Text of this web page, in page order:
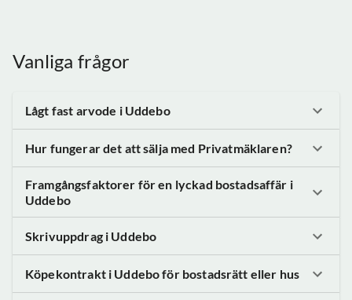
Vanliga frågor
Lågt fast arvode i Uddebo
Hur fungerar det att sälja med Privatmäklaren?
Framgångsfaktorer för en lyckad bostadsaffär i
Uddebo
Skrivuppdrag i Uddebo
Köpekontrakt i Uddeboför bostadsrätt eller hus